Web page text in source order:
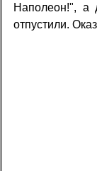
Наполеон!", а
отпустили.